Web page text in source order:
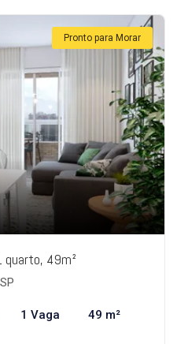
Pronto para Morar
quarto, 49m²
1 Vaga 49 m²